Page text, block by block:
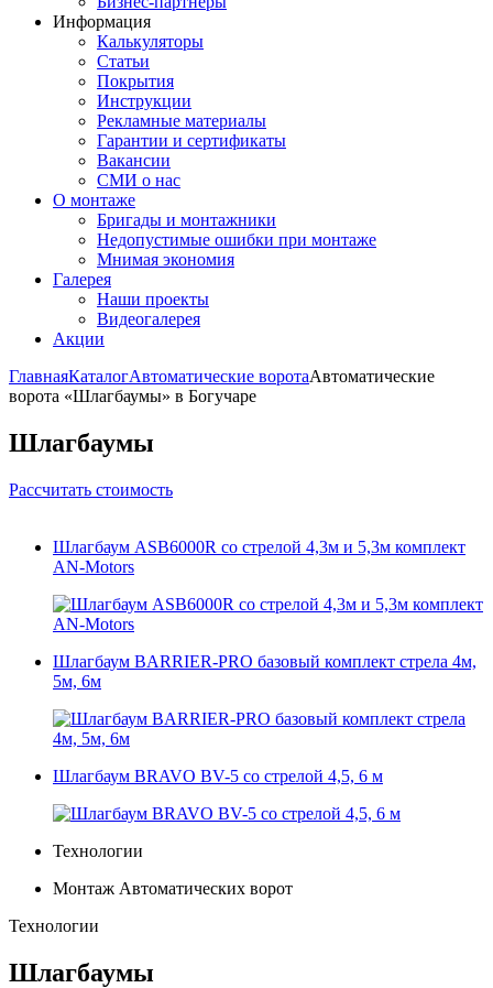
Информация
Калькуляторы
Статьи
Покрытия
Инструкции
Рекламные материалы
Гарантии и сертификаты
Вакансии
СМИ о нас
О монтаже
Бригады и монтажники
Недопустимые ошибки при монтаже
Мнимая экономия
Галерея
Наши проекты
Видеогалерея
Акции
ГлавнаяКаталогАвтоматические воротаАвтоматические
ворота «Шлагбаумы» в Богучаре
Шлагбаумы
Рассчитать стоимость
Шлагбаум ASB6000R со стрелой 4,3м и 5,3м комплект
AN-Motors
Шлагбаум BARRIER-PRO базовый комплект стрела 4м,
5м, 6м
Шлагбаум BRAVO BV-5 со стрелой 4,5, 6 м
Технологии
Монтаж Автоматических ворот
Технологии
Шлагбаумы